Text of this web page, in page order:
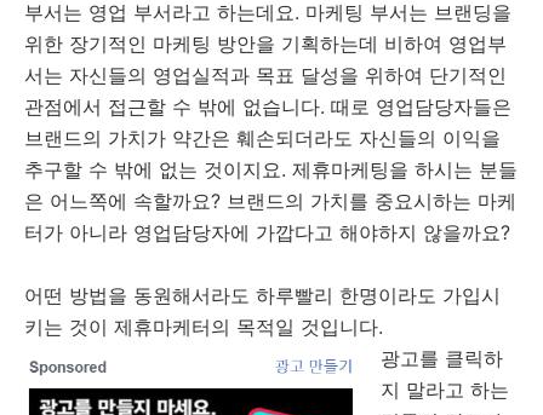
부서는 영업 부서라고 하는데요. 마케팅 부서는 브랜딩을
위한 장기적인 마케팅 방안을 기획하는데 비하여 영업부
서는 자신들의 영업실적과 목표 달성을 위하여 단기적인
관점에서 접근할 수 밖에 없습니다. 때로 영업담당자들은
브랜드의 가치가 약간은 훼손되더라도 자신들의 이익을
추구할 수 밖에 없는 것이지요. 제휴마케팅을 하시는 분들
은 어느쪽에 속할까요? 브랜드의 가치를 중요시하는 마케
터가 아니라 영업담당자에 가깝다고 해야하지 않을까요?
어떤 방법을 동원해서라도 하루빨리 한명이라도 가입시
키는 것이 제휴마케터의 목적일 것입니다.
광고를 클릭하
지 말라고 하는